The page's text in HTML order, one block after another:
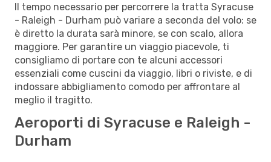
Il tempo necessario per percorrere la tratta Syracuse
- Raleigh - Durham può variare a seconda del volo: se
è diretto la durata sarà minore, se con scalo, allora
maggiore. Per garantire un viaggio piacevole, ti
consigliamo di portare con te alcuni accessori
essenziali come cuscini da viaggio, libri o riviste, e di
indossare abbigliamento comodo per affrontare al
meglio il tragitto.
Aeroporti di Syracuse e Raleigh -
Durham